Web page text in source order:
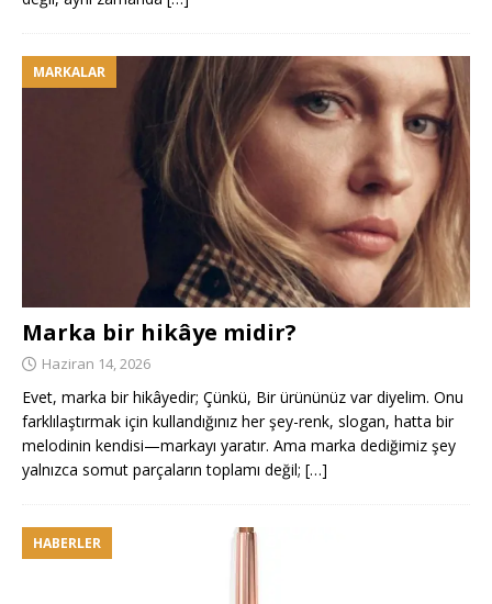
MARKALAR
Marka bir hikâye midir?
Haziran 14, 2026
Evet, marka bir hikâyedir; Çünkü, Bir ürününüz var diyelim. Onu
farklılaştırmak için kullandığınız her şey-renk, slogan, hatta bir
melodinin kendisi—markayı yaratır. Ama marka dediğimiz şey
yalnızca somut parçaların toplamı değil; […]
HABERLER